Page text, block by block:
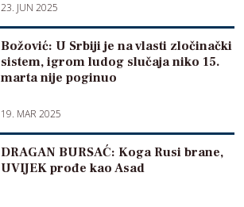
23. JUN 2025
Božović: U Srbiji je na vlasti zločinački
sistem, igrom ludog slučaja niko 15.
marta nije poginuo
19. MAR 2025
DRAGAN BURSAĆ: Koga Rusi brane,
UVIJEK prođe kao Asad